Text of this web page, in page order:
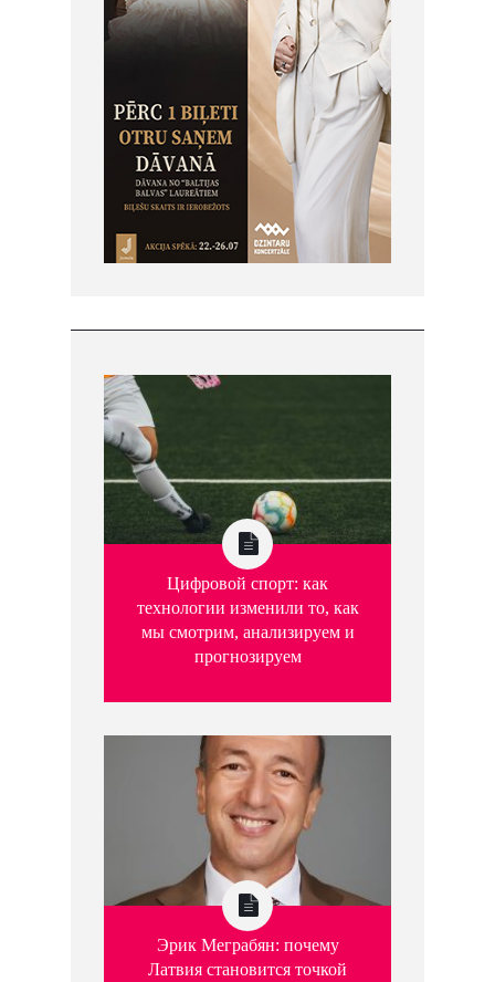
Цифровой спорт: как
технологии изменили то, как
мы смотрим, анализируем и
прогнозируем
Эрик Меграбян: почему
Латвия становится точкой